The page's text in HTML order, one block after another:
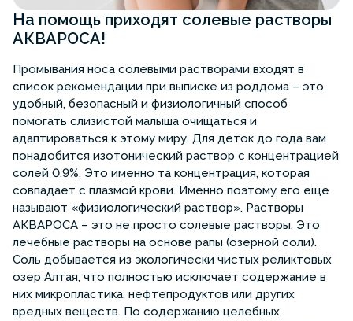
На помощь приходят солевые растворы
АКВАРОСА!
Промывания носа солевыми растворами входят в
список рекомендации при выписке из роддома – это
удобный, безопасный и физиологичный способ
помогать слизистой малыша очищаться и
адаптироваться к этому миру. Для деток до года вам
понадобится изотонический раствор с концентрацией
солей 0,9%. Это именно та концентрация, которая
совпадает с плазмой крови. Именно поэтому его еще
называют «физиологический раствор». Растворы
АКВАРОСА – это не просто солевые растворы. Это
лечебные растворы на основе рапы (озерной соли).
Соль добывается из экологически чистых реликтовых
озер Алтая, что полностью исключает содержание в
них микропластика, нефтепродуктов или других
вредных веществ. По содержанию целебных